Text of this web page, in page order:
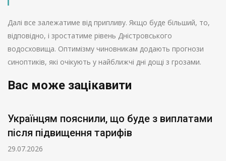
Далі все залежатиме від припливу. Якщо буде більший, то,
відповідно, і зростатиме рівень Дністровського
водосховища. Оптимізму чиновникам додають прогнози
синоптиків, які очікують у найближчі дні дощі з грозами.
Вас може зацікавити
Українцям пояснили, що буде з виплатами
після підвищення тарифів
29.07.2026